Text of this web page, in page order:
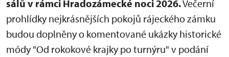
sálů v rámci Hradozámecké noci 2026.Večerní
prohlídky nejkrásnějších pokojů rájeckého zámku
budou doplněny o komentované ukázky historické
módy "Od rokokové krajky po turnýru" v podání